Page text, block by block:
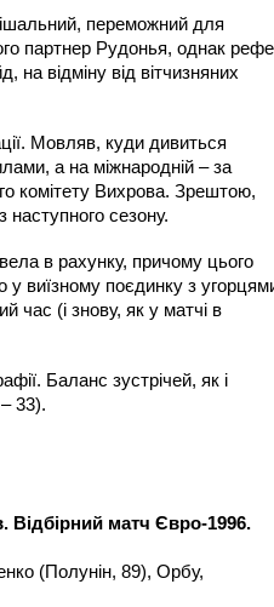
переможний для
партнер Рудонья, однак
відміну від вітчизняних
Мовляв, куди дивиться
а на міжнародній – за
комітету Вихрова. Зрештою,
наступного сезону.
в рахунку, причому цього
у виїзному поєдинку з
час (і знову, як у матчі в
Баланс зустрічей, як і
33).
Відбірний матч Євро-1996.
(Полунін, 89), Орбу,